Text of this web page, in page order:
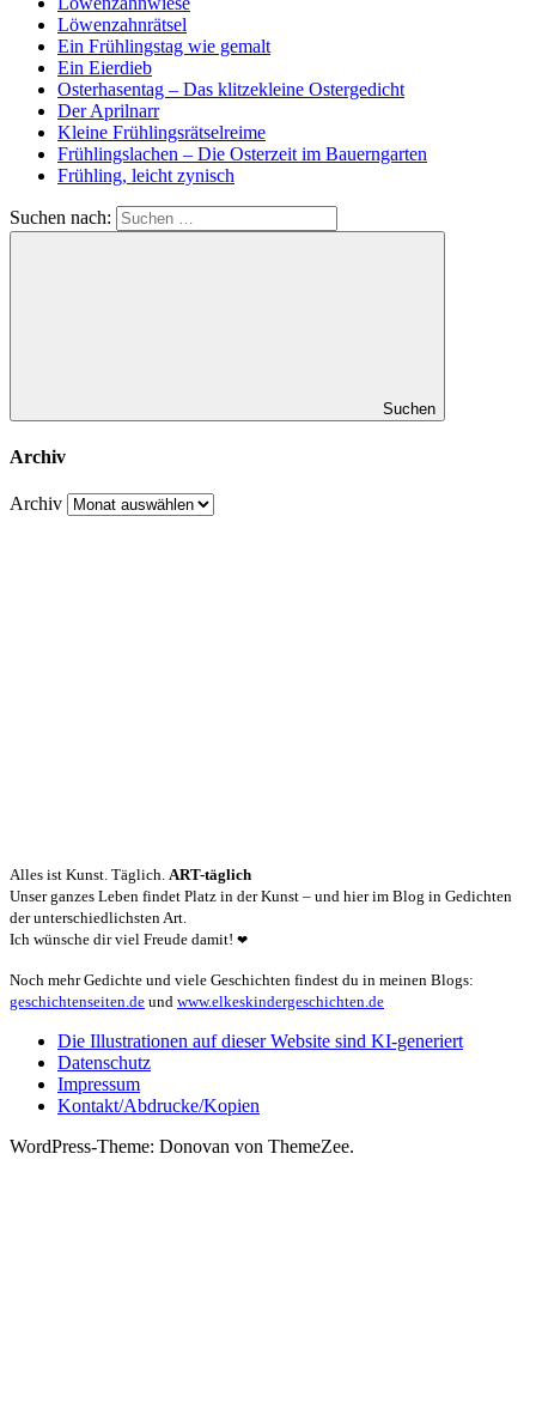
Löwenzahnrätsel
Ein Frühlingstag wie gemalt
Ein Eierdieb
Osterhasentag – Das klitzekleine Ostergedicht
Der Aprilnarr
Kleine Frühlingsrätselreime
Frühlingslachen – Die Osterzeit im Bauerngarten
Frühling, leicht zynisch
Suchen nach:
Suchen
Archiv
Archiv
Alles ist Kunst. Täglich. ART-täglich
Unser ganzes Leben findet Platz in der Kunst – und hier im Blog in Gedichten
der unterschiedlichsten Art.
Ich wünsche dir viel Freude damit! ❤
Noch mehr Gedichte und viele Geschichten findest du in meinen Blogs:
geschichtenseiten.de und www.elkeskindergeschichten.de
Die Illustrationen auf dieser Website sind KI-generiert
Datenschutz
Impressum
Kontakt/Abdrucke/Kopien
WordPress-Theme: Donovan von ThemeZee.